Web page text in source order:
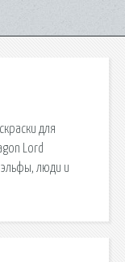
для
Lord
люди и